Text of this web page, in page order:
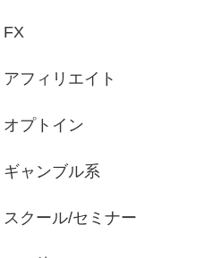
FX
アフィリエイト
オプトイン
ギャンブル系
スクール/セミナー